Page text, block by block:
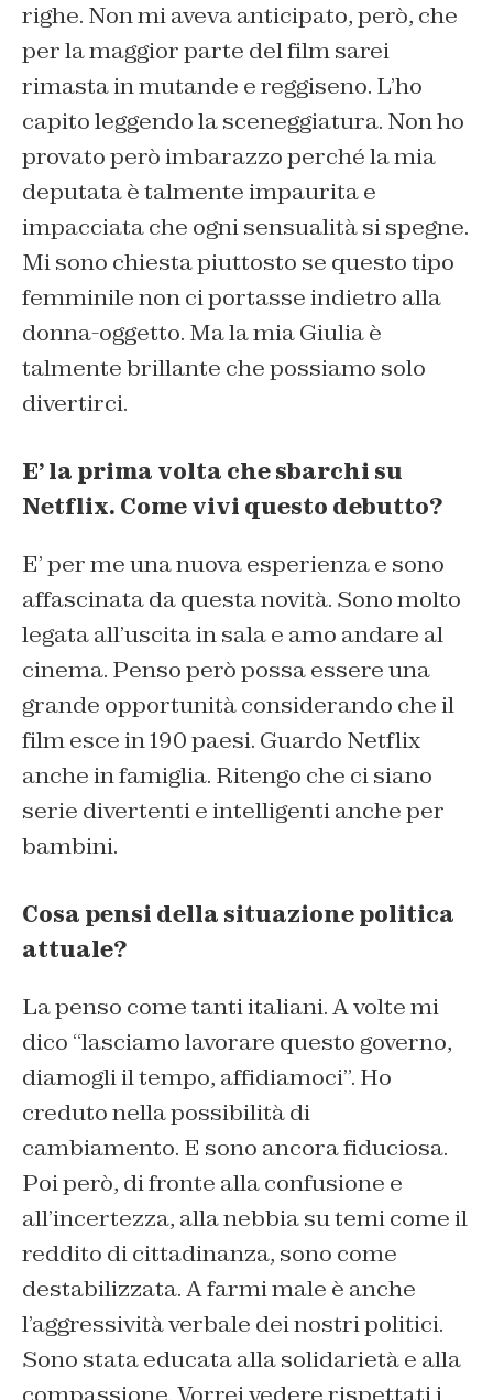
righe. Non mi aveva anticipato, però, che
per la maggior parte del film sarei
rimasta in mutande e reggiseno. L’ho
capito leggendo la sceneggiatura. Non ho
provato però imbarazzo perché la mia
deputata è talmente impaurita e
impacciata che ogni sensualità si spegne.
Mi sono chiestapiuttosto se questo tipo
femminile non ci portasse indietro alla
donna-oggetto. Ma la mia Giulia è
talmente brillante che possiamo solo
divertirci.
E’ la prima volta che sbarchi su
Netflix. Come vivi questo debutto?
E’ per me una nuova esperienza e sono
affascinata da questa novità. Sono molto
legata all’uscita in sala e amo andare al
cinema. Penso però possa essere una
grande opportunità considerando che il
film esce in 190 paesi. Guardo Netflix
anche in famiglia. Ritengo che ci siano
serie divertenti e intelligenti anche per
bambini.
Cosa pensi della situazione politica
attuale?
La penso come tanti italiani. A volte mi
dico “lasciamo lavorare questo governo,
diamogli il tempo, affidiamoci”. Ho
creduto nella possibilità di
cambiamento. E sono ancora fiduciosa.
Poi però, di fronte alla confusione e
all’incertezza, alla nebbia su temi comeil
reddito di cittadinanza, sono come
destabilizzata. A farmi male è anche
l’aggressività verbale deinostri politici.
Sono stata educata alla solidarietà e alla